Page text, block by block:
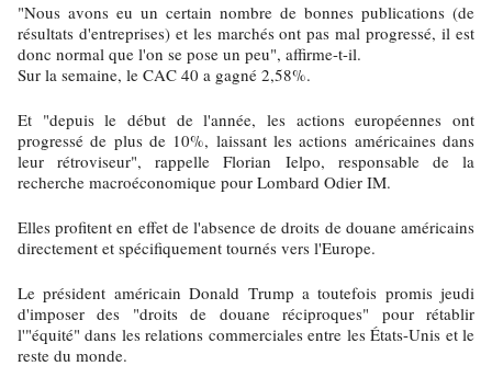
"Nous avons eu un certain nombre de bonnes publications (de
résultats d'entreprises) et les marchés ont pas mal progressé, il est
donc normal que l'on se pose un peu", affirme-t-il.
Sur la semaine, le CAC 40 a gagné 2,58%.
Et "depuis le début de l'année, les actions européennes ont
progressé de plus de 10%, laissant les actions américaines dans
leur rétroviseur", rappelle Florian Ielpo, responsable de la
recherche macroéconomique pour Lombard Odier IM.
Elles profitent en effet de l'absence de droits de douane américains
directement et spécifiquement tournés vers l'Europe.
Le président américain Donald Trump a toutefois promis jeudi
d'imposer des "droits de douane réciproques" pour rétablir
l'"équité" dans les relations commerciales entre les États-Unis et le
reste du monde.